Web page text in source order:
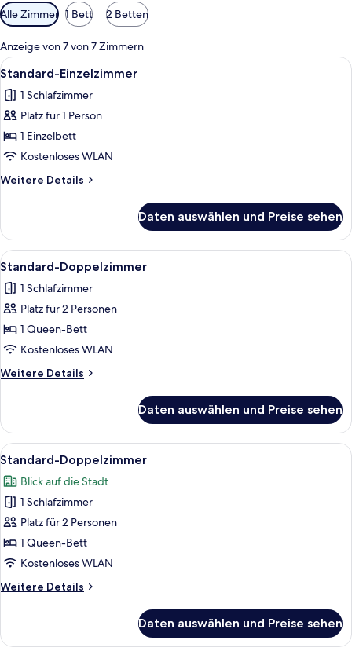
Verfügbare
Filter
für
Zimmer
Alle Zimmer 1 Bett 2 Betten
Anzeige von 7 von 7 Zimmern
Alle
Fotos
für
Standard-
Einzelzimmer
anzeigen
Ein Schlafzimmer mit einem Bett,
1
Standard-Einzelzimmer
1 Schlafzimmer
Platz für 1 Person
1 Einzelbett
Kostenloses WLAN
Weitere Details
Weitere
Einzelzimmer
Daten auswählen und Preise sehen
Alle
Fotos
für
Standard-
Doppelzimmer
anzeigen
Ein Hotelzimmer mit Bett,
2
Standard-Doppelzimmer
1 Schlafzimmer
Platz für 2 Personen
1 Queen-Bett
Kostenloses WLAN
Weitere Details
Weitere
Doppelzimmer
Daten auswählen und Preise sehen
Alle
Fotos
für
Standard-
Doppelzimmer
anzeigen
Ein Hotelzimmer mit Bett,
2
Standard-Doppelzimmer
Blick auf die Stadt
1 Schlafzimmer
Platz für 2 Personen
1 Queen-Bett
Kostenloses WLAN
Weitere Details
Weitere
Doppelzimmer
Daten auswählen und Preise sehen